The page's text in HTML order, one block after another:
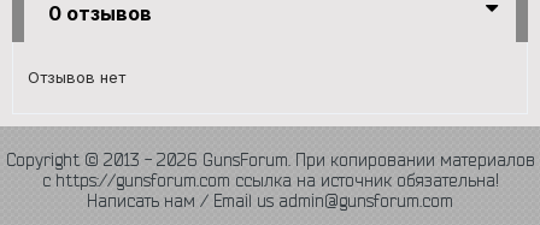
0 отзывов
Отзывов нет
Copyright © 2013 - 2026 GunsForum. При копировании материалов
с https://gunsforum.com ссылка на источник обязательна!
Написать нам / Email us admin@gunsforum.com